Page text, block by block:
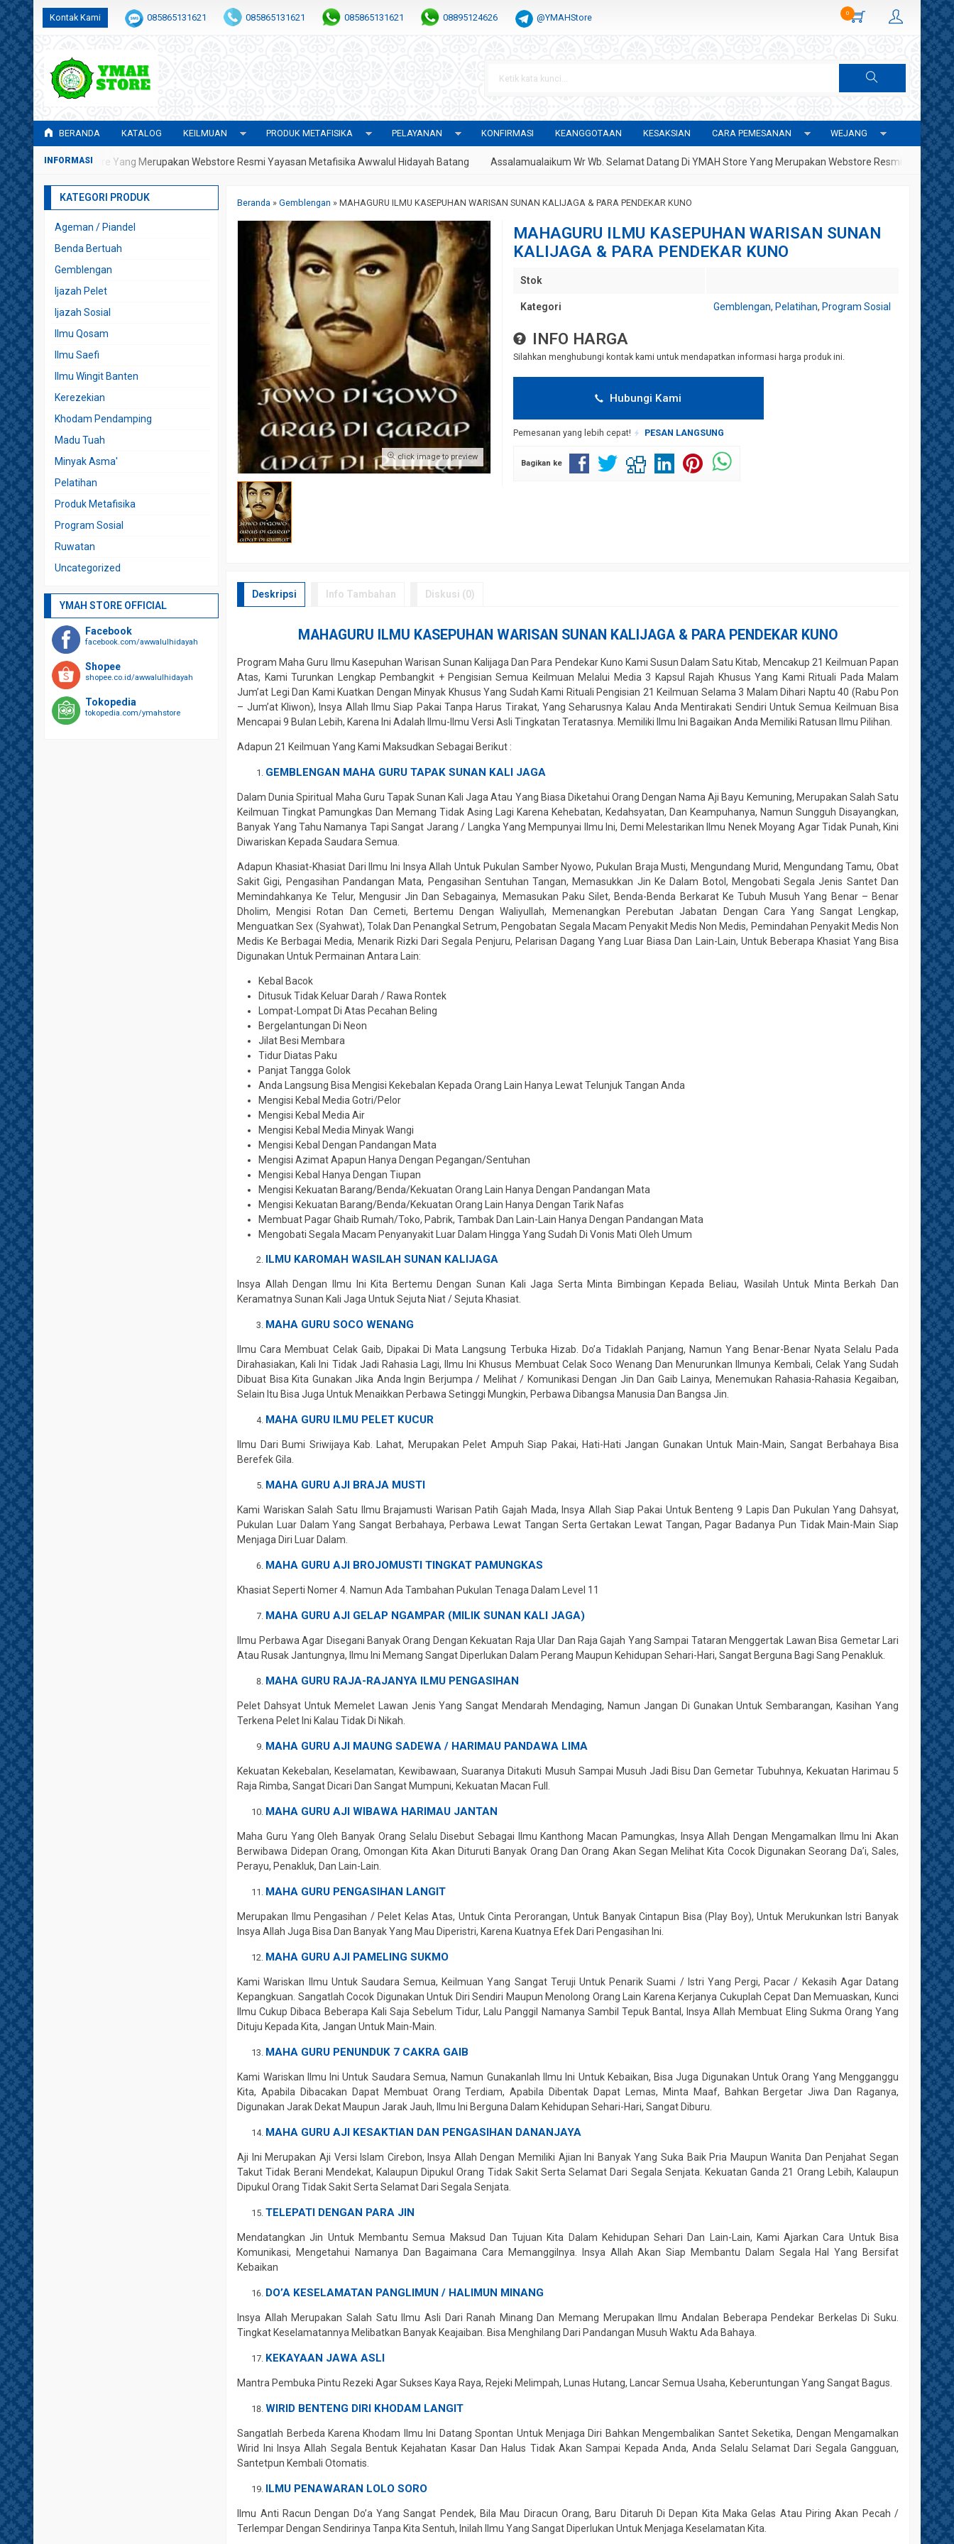
Kontak Kami 085865131621 085865131621 085865131621 08895124626 @YMAHStore 0
BERANDA KATALOG KEILMUAN PRODUK METAFISIKA PELAYANAN KONFIRMASI KEANGGOTAAN KESAKSIAN CARA PEMESANAN WEJANG
YMAH Store Yang Merupakan Webstore Resmi Yayasan Metafisika Awwalul Hidayah Batang Assalamualaikum Wr Wb. Selamat Datang Di YMAH Store Yang Merupakan Webstore Resmi Yayasan Metafisika
Beranda »Gemblengan »MAHAGURU ILMU KASEPUHAN WARISAN SUNAN KALIJAGA & PARA PENDEKAR KUNO
click image to preview
MAHAGURU ILMU KASEPUHAN WARISAN SUNAN
KALIJAGA & PARA PENDEKAR KUNO
Stok
Kategori Gemblengan, Pelatihan, Program Sosial
INFO HARGA
Silahkan menghubungi kontak kami untuk mendapatkan informasi harga produk ini.
Hubungi Kami
Pemesanan yang lebih cepat! PESAN LANGSUNG
Bagikan ke
Deskripsi Info Tambahan Diskusi (0)
MAHAGURU ILMU KASEPUHAN WARISAN SUNAN KALIJAGA& PARA PENDEKAR KUNO
Program Maha Guru Ilmu Kasepuhan Warisan Sunan Kalijaga Dan Para Pendekar Kuno Kami Susun Dalam Satu Kitab, Mencakup 21 Keilmuan Papan
Atas, Kami Turunkan Lengkap Pembangkit + Pengisian Semua Keilmuan Melalui Media 3 Kapsul Rajah Khusus Yang Kami Rituali Pada Malam
Jum’at Legi Dan Kami Kuatkan Dengan Minyak Khusus Yang Sudah Kami Rituali Pengisian 21 Keilmuan Selama 3 Malam Dihari Naptu 40 (Rabu Pon
– Jum’at Kliwon), Insya Allah Ilmu Siap Pakai Tanpa Harus Tirakat, Yang Seharusnya Kalau Anda Mentirakati Sendiri Untuk Semua Keilmuan Bisa
Mencapai 9 Bulan Lebih, Karena Ini Adalah Ilmu-Ilmu Versi Asli Tingkatan Teratasnya. Memiliki Ilmu Ini Bagaikan Anda Memiliki Ratusan Ilmu Pilihan.
Adapun 21 Keilmuan Yang Kami Maksudkan Sebagai Berikut :
GEMBLENGAN MAHA GURU TAPAKSUNAN KALI JAGA
Dalam Dunia Spiritual Maha Guru Tapak Sunan Kali Jaga Atau Yang Biasa Diketahui Orang Dengan Nama Aji Bayu Kemuning, Merupakan Salah Satu
Keilmuan Tingkat Pamungkas Dan Memang Tidak Asing Lagi Karena Kehebatan, Kedahsyatan, Dan Keampuhanya, Namun Sungguh Disayangkan,
Banyak Yang Tahu Namanya Tapi Sangat Jarang / Langka Yang Mempunyai Ilmu Ini, Demi Melestarikan Ilmu Nenek Moyang Agar Tidak Punah, Kini
Diwariskan Kepada Saudara Semua.
Adapun Khasiat-Khasiat Dari Ilmu Ini Insya Allah Untuk Pukulan Samber Nyowo, Pukulan Braja Musti, Mengundang Murid, Mengundang Tamu, Obat
Sakit Gigi, Pengasihan Pandangan Mata, Pengasihan Sentuhan Tangan, Memasukkan Jin Ke Dalam Botol, Mengobati Segala Jenis Santet Dan
Memindahkanya Ke Telur, Mengusir Jin Dan Sebagainya, Memasukan Paku Silet, Benda-Benda Berkarat Ke Tubuh Musuh Yang Benar – Benar
Dholim, Mengisi Rotan Dan Cemeti, Bertemu Dengan Waliyullah, Memenangkan Perebutan Jabatan Dengan Cara Yang Sangat Lengkap,
Menguatkan Sex (Syahwat), Tolak Dan Penangkal Setrum, Pengobatan Segala Macam Penyakit Medis Non Medis, Pemindahan Penyakit Medis Non
Medis Ke Berbagai Media, Menarik Rizki Dari Segala Penjuru, Pelarisan Dagang Yang Luar Biasa Dan Lain-Lain, Untuk Beberapa Khasiat Yang Bisa
Digunakan Untuk Permainan Antara Lain:
Kebal Bacok
Ditusuk Tidak Keluar Darah / Rawa Rontek
Lompat-Lompat Di Atas Pecahan Beling
Bergelantungan Di Neon
Jilat Besi Membara
Tidur Diatas Paku
Panjat Tangga Golok
Anda Langsung Bisa Mengisi Kekebalan Kepada Orang Lain Hanya Lewat Telunjuk Tangan Anda
Mengisi Kebal Media Gotri/Pelor
Mengisi Kebal Media Air
Mengisi Kebal Media Minyak Wangi
Mengisi Kebal Dengan Pandangan Mata
Mengisi Azimat Apapun Hanya Dengan Pegangan/Sentuhan
Mengisi Kebal Hanya Dengan Tiupan
Mengisi Kekuatan Barang/Benda/Kekuatan Orang Lain Hanya Dengan Pandangan Mata
Mengisi Kekuatan Barang/Benda/Kekuatan Orang Lain Hanya Dengan Tarik Nafas
Membuat Pagar Ghaib Rumah/Toko, Pabrik, Tambak Dan Lain-Lain Hanya Dengan Pandangan Mata
Mengobati Segala Macam Penyanyakit Luar Dalam Hingga Yang Sudah Di Vonis Mati Oleh Umum
ILMU KAROMAH WASILAH SUNAN KALIJAGA
Insya Allah Dengan Ilmu Ini Kita Bertemu Dengan Sunan Kali Jaga Serta Minta Bimbingan Kepada Beliau, Wasilah Untuk Minta Berkah Dan
Keramatnya Sunan Kali Jaga Untuk Sejuta Niat / Sejuta Khasiat.
MAHA GURU SOCO WENANG
Ilmu Cara Membuat Celak Gaib, Dipakai Di Mata Langsung Terbuka Hizab. Do’a Tidaklah Panjang, Namun Yang Benar-Benar Nyata Selalu Pada
Dirahasiakan, Kali Ini Tidak Jadi Rahasia Lagi, Ilmu Ini Khusus Membuat Celak Soco Wenang Dan Menurunkan Ilmunya Kembali, Celak Yang Sudah
Dibuat Bisa Kita Gunakan Jika Anda Ingin Berjumpa / Melihat / Komunikasi Dengan Jin Dan Gaib Lainya, Menemukan Rahasia-Rahasia Kegaiban,
Selain Itu Bisa Juga Untuk Menaikkan Perbawa Setinggi Mungkin, Perbawa Dibangsa Manusia Dan Bangsa Jin.
MAHA GURU ILMU PELET KUCUR
Ilmu Dari Bumi Sriwijaya Kab. Lahat, Merupakan Pelet Ampuh Siap Pakai, Hati-Hati Jangan Gunakan Untuk Main-Main, Sangat Berbahaya Bisa
Berefek Gila.
MAHA GURU AJI BRAJA MUSTI
Kami Wariskan Salah Satu Ilmu Brajamusti Warisan Patih Gajah Mada, Insya Allah Siap Pakai Untuk Benteng 9 Lapis Dan Pukulan Yang Dahsyat,
Pukulan Luar Dalam Yang Sangat Berbahaya, Perbawa Lewat Tangan Serta Gertakan Lewat Tangan, Pagar Badanya Pun Tidak Main-Main Siap
Menjaga Diri Luar Dalam.
MAHA GURU AJI BROJOMUSTI TINGKAT PAMUNGKAS
Khasiat Seperti Nomer 4. Namun Ada Tambahan Pukulan Tenaga Dalam Level 11
MAHA GURU AJI GELAP NGAMPAR (MILIK SUNAN KALI JAGA)
Ilmu Perbawa Agar Disegani Banyak Orang Dengan Kekuatan Raja Ular Dan Raja Gajah Yang Sampai Tataran Menggertak Lawan Bisa Gemetar Lari
Atau Rusak Jantungnya, Ilmu Ini Memang Sangat Diperlukan Dalam Perang Maupun Kehidupan Sehari-Hari, Sangat Berguna Bagi Sang Penakluk.
MAHA GURU RAJA-RAJANYA ILMU PENGASIHAN
Pelet Dahsyat Untuk Memelet Lawan Jenis Yang Sangat Mendarah Mendaging, Namun Jangan Di Gunakan Untuk Sembarangan, Kasihan Yang
Terkena Pelet Ini Kalau Tidak Di Nikah.
MAHA GURU AJI MAUNG SADEWA / HARIMAU PANDAWA LIMA
Kekuatan Kekebalan, Keselamatan, Kewibawaan, Suaranya Ditakuti Musuh Sampai Musuh Jadi Bisu Dan Gemetar Tubuhnya, Kekuatan Harimau 5
Raja Rimba, Sangat Dicari Dan Sangat Mumpuni, Kekuatan Macan Full.
MAHA GURU AJI WIBAWA HARIMAU JANTAN
Maha Guru Yang Oleh Banyak Orang Selalu Disebut Sebagai Ilmu Kanthong Macan Pamungkas, Insya Allah Dengan Mengamalkan Ilmu Ini Akan
Berwibawa Didepan Orang, Omongan Kita Akan Dituruti Banyak Orang Dan Orang Akan Segan Melihat Kita Cocok Digunakan Seorang Da’i, Sales,
Perayu, Penakluk, Dan Lain-Lain.
MAHA GURU PENGASIHAN LANGIT
Merupakan Ilmu Pengasihan / Pelet Kelas Atas, Untuk Cinta Perorangan, Untuk Banyak Cintapun Bisa (Play Boy), Untuk Merukunkan Istri Banyak
Insya Allah Juga Bisa Dan Banyak Yang Mau Diperistri, Karena Kuatnya Efek Dari Pengasihan Ini.
MAHA GURU AJI PAMELING SUKMO
Kami Wariskan Ilmu Untuk Saudara Semua, Keilmuan Yang Sangat Teruji Untuk Penarik Suami / Istri Yang Pergi, Pacar / Kekasih Agar Datang
Kepangkuan. Sangatlah Cocok Digunakan Untuk Diri Sendiri Maupun Menolong Orang Lain Karena Kerjanya Cukuplah Cepat Dan Memuaskan, Kunci
Ilmu Cukup Dibaca Beberapa Kali Saja Sebelum Tidur, Lalu Panggil Namanya Sambil Tepuk Bantal, Insya Allah Membuat Eling Sukma Orang Yang
Dituju Kepada Kita, Jangan Untuk Main-Main.
MAHA GURU PENUNDUK 7 CAKRA GAIB
Kami Wariskan Ilmu Ini Untuk Saudara Semua, Namun Gunakanlah Ilmu Ini Untuk Kebaikan, Bisa Juga Digunakan Untuk Orang Yang Mengganggu
Kita, Apabila Dibacakan Dapat Membuat Orang Terdiam, Apabila Dibentak Dapat Lemas, Minta Maaf, Bahkan Bergetar Jiwa Dan Raganya,
Digunakan Jarak Dekat Maupun Jarak Jauh, Ilmu Ini Berguna Dalam Kehidupan Sehari-Hari, Sangat Diburu.
MAHA GURU AJI KESAKTIAN DAN PENGASIHAN DANANJAYA
Aji Ini Merupakan Aji Versi Islam Cirebon, Insya Allah Dengan Memiliki Ajian Ini Banyak Yang Suka Baik Pria Maupun Wanita Dan Penjahat Segan
Takut Tidak Berani Mendekat, Kalaupun Dipukul Orang Tidak Sakit Serta Selamat Dari Segala Senjata. Kekuatan Ganda 21 Orang Lebih, Kalaupun
Dipukul Orang Tidak Sakit Serta Selamat Dari Segala Senjata.
TELEPATI DENGAN PARA JIN
Mendatangkan Jin Untuk Membantu Semua Maksud Dan Tujuan Kita Dalam Kehidupan Sehari Dan Lain-Lain, Kami Ajarkan Cara Untuk Bisa
Komunikasi, Mengetahui Namanya Dan Bagaimana Cara Memanggilnya. Insya Allah Akan Siap Membantu Dalam Segala Hal Yang Bersifat
Kebaikan
DO’A KESELAMATAN PANGLIMUN / HALIMUN MINANG
Insya Allah Merupakan Salah Satu Ilmu Asli Dari Ranah Minang Dan Memang Merupakan Ilmu Andalan Beberapa Pendekar Berkelas Di Suku.
Tingkat Keselamatannya Melibatkan Banyak Keajaiban. Bisa Menghilang Dari Pandangan Musuh Waktu Ada Bahaya.
KEKAYAAN JAWA ASLI
Mantra Pembuka Pintu Rezeki Agar Sukses Kaya Raya, Rejeki Melimpah, Lunas Hutang, Lancar Semua Usaha, Keberuntungan Yang Sangat Bagus.
WIRID BENTENG DIRI KHODAM LANGIT
Sangatlah Berbeda Karena Khodam Ilmu Ini Datang Spontan Untuk Menjaga Diri Bahkan Mengembalikan Santet Seketika, Dengan Mengamalkan
Wirid Ini Insya Allah Segala Bentuk Kejahatan Kasar Dan Halus Tidak Akan Sampai Kepada Anda, Anda Selalu Selamat Dari Segala Gangguan,
Santetpun Kembali Otomatis.
ILMU PENAWARAN LOLO SORO
Ilmu Anti Racun Dengan Do’a Yang Sangat Pendek, Bila Mau Diracun Orang, Baru Ditaruh Di Depan Kita Maka Gelas Atau Piring Akan Pecah /
Terlempar Dengan Sendirinya Tanpa Kita Sentuh, Inilah Ilmu Yang Sangat Diperlukan Untuk Menjaga Keselamatan Kita.
KATEGORI PRODUK
Ageman / Piandel
Benda Bertuah
Gemblengan
Ijazah Pelet
Ijazah Sosial
Ilmu Qosam
Ilmu Saefi
Ilmu Wingit Banten
Kerezekian
Khodam Pendamping
Madu Tuah
Minyak Asma'
Pelatihan
Produk Metafisika
Program Sosial
Ruwatan
Uncategorized
YMAH STORE OFFICIAL
Facebook
facebook.com/awwalulhidayah
Shopee
shopee.co.id/awwalulhidayah
Tokopedia
tokopedia.com/ymahstore